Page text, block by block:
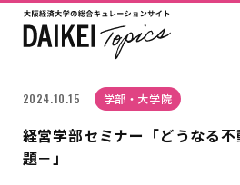
2024.10.15 学部・大学院
経営学部セミナー「どうなる
題－」